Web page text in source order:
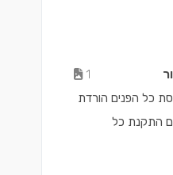
1
כל הפנים הורדת
התקנת כל